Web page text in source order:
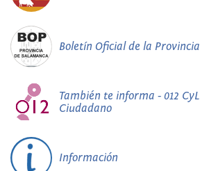
Boletín Oficial de la Provincia
También te informa - 012
Ciudadano
Información